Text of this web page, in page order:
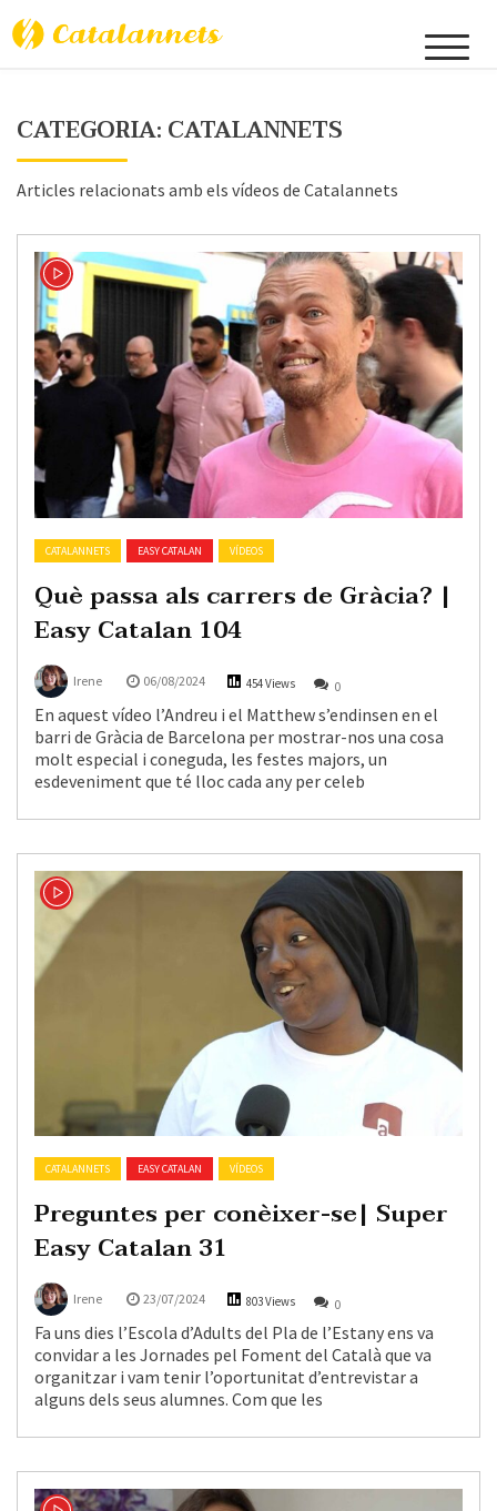
Skip
to
CATEGORIA: CATALANNETS
Articles relacionats amb els vídeos de Catalannets
CATALANNETS EASY CATALAN VÍDEOS
Què passa als carrers de Gràcia? |
Easy Catalan 104
Irene 06/08/2024 454 Views 0
En aquest vídeo l’Andreu i el Matthew s’endinsen en el
barri de Gràcia de Barcelona per mostrar-nos una cosa
molt especial i coneguda, les festes majors, un
esdeveniment que té lloc cada any per celeb
CATALANNETS EASY CATALAN VÍDEOS
Preguntes per conèixer-se| Super
Easy Catalan 31
Irene 23/07/2024 803 Views 0
Fa uns dies l’Escola d’Adults del Pla de l’Estany ens va
convidar a les Jornades pel Foment del Català que va
organitzar i vam tenir l’oportunitat d’entrevistar a
alguns dels seus alumnes. Com que les